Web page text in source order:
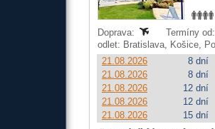
Doprava:
Termíny
odlet: Bratislava, Košice,
21.08.2026
8 dní
21.08.2026
8 dní
21.08.2026
12 dní
21.08.2026
12 dní
21.08.2026
15 dní